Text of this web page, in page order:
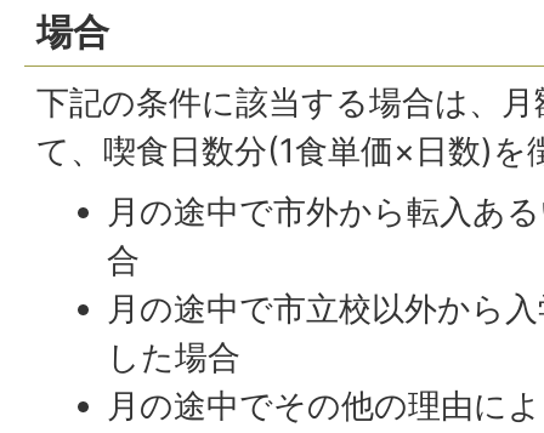
場合
下記の条件に該当する場合は、
て、喫食日数分(1食単価×日数)を
月の途中で市外から転入あ
合
月の途中で市立校以外から
した場合
月の途中でその他の理由に